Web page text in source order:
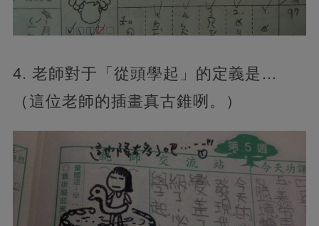
4. 老師對于「從頭學起」的定義是…
（這位老師的插畫真古錐咧。）